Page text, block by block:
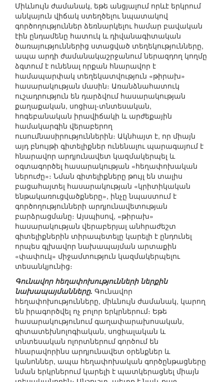
Միևնույն ժամանակ, եթե անցյալում որևէ երկրում
անկայուն վիճակ ստեղծելու նպատակով
գործողություններ ձեռնարկելու համար բավական
էին ընդամենը հատուկ և դիվանագիտական
ծառայություններից ստացված տեղեկությունները,
ապա արդի ժամանակաշրջանում ներազդող կողմը
ձգտում է ունենալ որքան հնարավոր է
համապարփակ տեղեկատվություն «թիրախ»
հասարակության մասին։ Առանձնահատուկ
ուշադրություն են դարձվում հասարակության
քաղաքական, սոցիալ-տնտեսական,
հոգեբանական իրավիճակի և արժեքային
համակարգին վերաբերող
ուսումնասիրություններին։ Ակնհայտ է, որ միայն
այդ բնույթի գիտելիքներ ունենալու պարագայում է
հնարավոր արդյունավետ կազմակերպել և
օգտագործել հասարակության «հեղափոխական
ներուժը»։ Նման գիտելիքները թույլ են տալիս
բացահայտել հասարակության «կրիտիկական
ենթակառուցվածքները», ինչը նպաստում է
գործողությունների արդյունավետության
բարձրացմանը։ Այսպիսով, «թիրախ»
հասարակության վերաբերյալ անհրաժեշտ
գիտելիքներին տիրապետելը կարելի է ընդունել
որպես գլխավոր նախապայման արտաքին
«փափուկ» միջամտություն կազմակերպելու
տեսանկյունից։
Գունավոր հեղափոխությունների ներքին
նախապայմանները. Գունավոր
հեղափոխությունները, միևնույն ժամանակ, կարող
են իրագործվել ոչ բոլոր երկրներում։ Եթե
հասարակությունում գաղափարախոսական,
գիտատեխնոլոգիական, սոցիալական և
տնտեսական ոլորտներում գործում են
հնարավորինս արդյունավետ օրենքներ և
կանոններ, ապա հեղափոխական գործընթացները
նման երկրներում կարելի է պատկերացնել միայն